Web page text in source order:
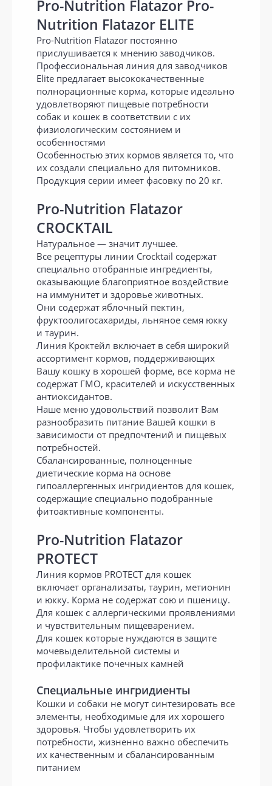
Pro-Nutrition Flatazor Pro-
Nutrition Flatazor ELITE
Pro-Nutrition Flatazor постоянно
прислушивается к мнению заводчиков.
Профессиональная линия для заводчиков
Elite предлагает высококачественные
полнорационные корма, которые идеально
удовлетворяют пищевые потребности
собак и кошек в соответствии с их
физиологическим состоянием и
особенностями
Особенностью этих кормов является то, что
их создали специально для питомников.
Продукция серии имеет фасовку по 20 кг.
Pro-Nutrition Flatazor
CROCKTAIL
Натуральное — значит лучшее.
Все рецептуры линии Crocktail содержат
специально отобранные ингредиенты,
оказывающие благоприятное воздействие
на иммунитет и здоровье животных.
Они содержат яблочный пектин,
фруктоолигосахариды, льняное семя юкку
и таурин.
Линия Кроктейл включает в себя широкий
ассортимент кормов, поддерживающих
Вашу кошку в хорошей форме, все корма не
содержат ГМО, красителей и искусственных
антиоксидантов.
Наше меню удовольствий позволит Вам
разнообразить питание Вашей кошки в
зависимости от предпочтений и пищевых
потребностей.
Сбалансированные, полноценные
диетические корма на основе
гипоаллергенных ингридиентов для кошек,
содержащие специально подобранные
фитоактивные компоненты.
Pro-Nutrition Flatazor
PROTECT
Линия кормов PROTECT для кошек
включает органализаты, таурин, метионин
и юкку. Корма не содержат сою и пшеницу.
Для кошек с аллергическими проявлениями
и чувствительным пищеварением.
Для кошек которые нуждаются в защите
мочевыделительной системы и
профилактике почечных камней
Специальные ингридиенты
Кошки и собаки не могут синтезировать все
элементы, необходимые для их хорошего
здоровья. Чтобы удовлетворить их
потребности, жизненно важно обеспечить
их качественным и сбалансированным
питанием